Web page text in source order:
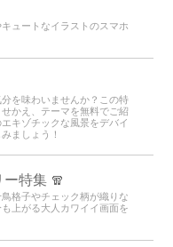
ュートなイラストのスマホ
を味わいませんか？この特
かえ、テーマを無料でご紹
キゾチックな風景をデバイ
ましょう！
特集 🧣
格子やチェック柄が織りな
上がる大人カワイイ画面を